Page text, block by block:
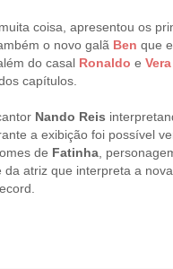
coisa, apresentou os
o novo galã Ben que
do casal Ronaldo e Vera
capítulos.
Nando Reis
a exibição foi possível
de Fatinha,
da atriz que interpreta a